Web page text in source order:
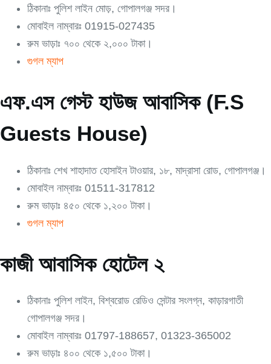
ঠিকানাঃ পুলিশ লাইন মোড়, গোপালগঞ্জ সদর।
মোবাইল নাম্বারঃ 01915-027435
রুম ভাড়াঃ ৭০০ থেকে ২,০০০ টাকা।
গুগল ম্যাপ
এফ.এস গেস্ট হাউজ আবাসিক (F.S
Guests House)
ঠিকানাঃ শেখ শাহাদাত হোসাইন টাওয়ার, ১৮, মাদ্রাসা রোড, গোপালগঞ্জ।
মোবাইল নাম্বারঃ 01511-317812
রুম ভাড়াঃ ৪৫০ থেকে ১,২০০ টাকা।
গুগল ম্যাপ
কাজী আবাসিক হোটেল ২
ঠিকানাঃ পুলিশ লাইন, বিশ্বরোড রেডিও সেন্টার সংলগ্ন, কাড়ারগাতী
গোপালগঞ্জ সদর।
মোবাইল নাম্বারঃ 01797-188657, 01323-365002
রুম ভাড়াঃ ৪০০ থেকে ১,৫০০ টাকা।